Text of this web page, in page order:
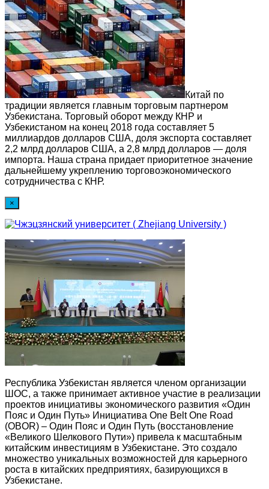
Китай по
традиции является главным торговым партнером
Узбекистана. Торговый оборот между КНР и
Узбекистаном на конец 2018 года составляет 5
миллиардов долларов США, доля экспорта составляет
2,2 млрд долларов США, а 2,8 млрд долларов — доля
импорта. Наша страна придает приоритетное значение
дальнейшему укреплению торговоэкономического
сотрудничества с КНР.
×
Республика Узбекистан является членом организации
ШОС, а также принимает активное участие в реализации
проектов инициативы экономического развития «Один
Пояс и Один Путь» Инициатива One Belt One Road
(OBOR) – Один Пояс и Один Путь (восстановление
«Великого Шелкового Пути») привела к масштабным
китайским инвестициям в Узбекистане. Это создало
множество уникальных возможностей для карьерного
роста в китайских предприятиях, базирующихся в
Узбекистане.